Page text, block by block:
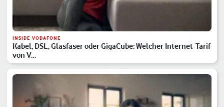
INSIDE VODAFONE
Kabel, DSL, Glasfaser oder GigaCube: Welcher Internet-Tarif
von V…